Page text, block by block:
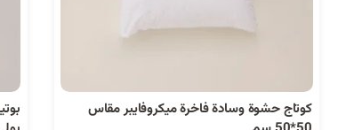
كوتاج حشوة وسادة فاخرة ميكروفايبر مقاس